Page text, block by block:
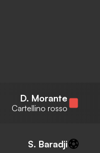
D. Morante
Cartellino rosso
S. Baradji